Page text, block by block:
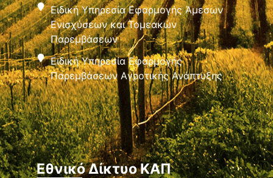
Ειδική Υπηρεσία Εφαρμογής Άμεσων
Ενισχύσεων και Τομεακών
Παρεμβάσεων
Ειδική Υπηρεσία Εφαρμογής
Παρεμβάσεων Αγροτικής Ανάπτυξης
Εθνικό Δίκτυο ΚΑΠ